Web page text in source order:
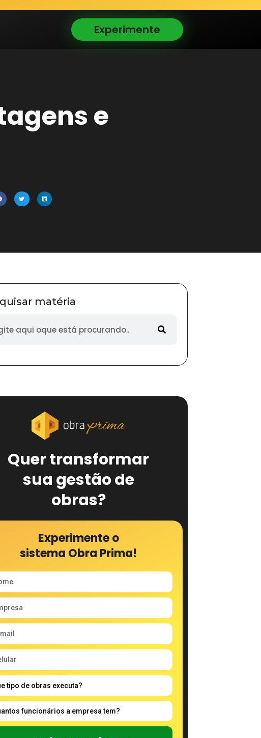
Experimente
e
matéria
Quer transformar
sua gestão de
obras?
Experimente o
sistema Obra Prima!